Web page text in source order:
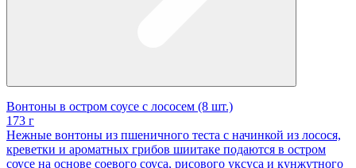
Вонтоны в остром соусе с лососем (8 шт.)
173 г
Нежные вонтоны из пшеничного теста с начинкой из лосося,
креветки и ароматных грибов шиитаке подаются в остром
соусе на основе соевого соуса, рисового уксуса и кунжутного